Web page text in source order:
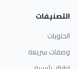
التصنيفات
الحلويات
وصفات سريعة